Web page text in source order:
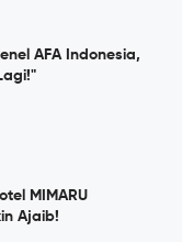
AFA Indonesia,
MIMARU
Ajaib!